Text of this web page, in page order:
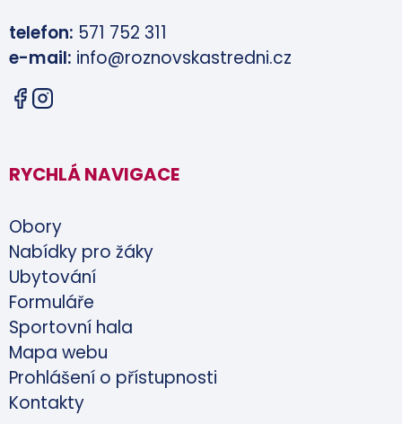
telefon: 571 752 311
e-mail: info@roznovskastredni.cz
RYCHLÁ NAVIGACE
Obory
Nabídky pro žáky
Ubytování
Formuláře
Sportovní hala
Mapa webu
Prohlášení o přístupnosti
Kontakty